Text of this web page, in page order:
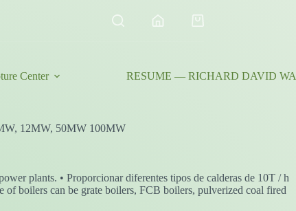
Shopping
Center RESUME — RICHARD DAVID
12MW, 50MW 100MW
plants. • Proporcionar diferentes tipos de calderas de 10T / h
of boilers can be grate boilers, FCB boilers, pulverized coal fired